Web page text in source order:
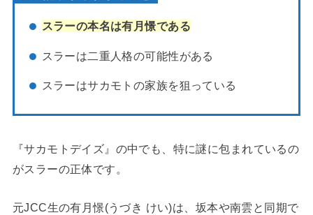
スラーの本名は有月憬である
スラーは二重人格の可能性がある
スラーはサカモトの家族を狙っている
『サカモトデイズ』の中でも、特に謎に包まれているの
がスラーの正体です。
元JCC生の有月憬(うづき けい)は、坂本や南雲と同期で